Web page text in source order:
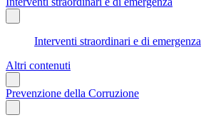
Interventi straordinari e di emergenza
Altri contenuti
Prevenzione della Corruzione